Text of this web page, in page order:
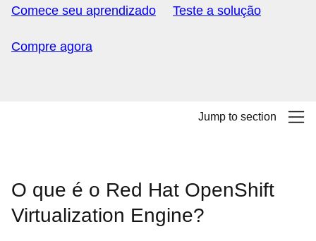
Comece seu aprendizado Teste a solução
Compre agora
Jump to section
O que é o Red Hat OpenShift
Virtualization Engine?